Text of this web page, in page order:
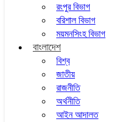
রংপুর বিভাগ
বরিশাল বিভাগ
ময়মনসিংহ বিভাগ
বাংলাদেশ
বিশ্ব
জাতীয়
রাজনীতি
অর্থনীতি
আইন আদালত